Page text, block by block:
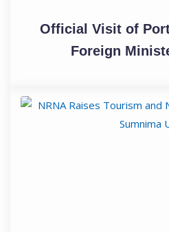
Official Visit of
Foreign